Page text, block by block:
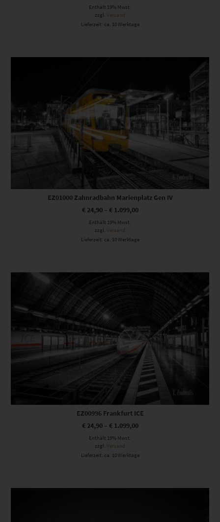
Enthält 19% Mwst.
zzgl. Versand
Lieferzeit: ca. 10 Werktage
Dieses Produkt weist mehrere Varianten auf. Die Optionen können auf der Produktseite gewählt werden
EZ01000 Zahnradbahn Marienplatz Gen IV
€24,90– €1.099,00
Enthält 19% Mwst.
zzgl. Versand
Lieferzeit: ca. 10 Werktage
Dieses Produkt weist mehrere Varianten auf. Die Optionen können auf der Produktseite gewählt werden
EZ00996 Frankfurt ICE
€24,90– €1.099,00
Enthält 19% Mwst.
zzgl. Versand
Lieferzeit: ca. 10 Werktage